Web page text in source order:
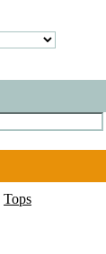
Tops